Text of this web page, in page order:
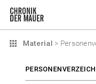
Material >